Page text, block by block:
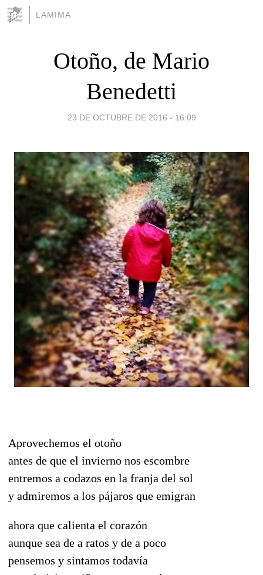
LAMIMA
Otoño, de Mario
Benedetti
23 DE OCTUBRE DE 2016 - 16:09
Aprovechemos el otoño
antes de que el invierno nos escombre
entremos a codazos en la franja del sol
y admiremos a los pájaros que emigran
ahora que calienta el corazón
aunque sea de a ratos y de a poco
pensemos y sintamos todavía